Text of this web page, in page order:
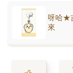
呀哈★
來